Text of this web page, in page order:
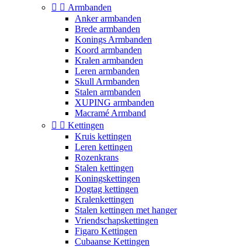
  Armbanden
Anker armbanden
Brede armbanden
Konings Armbanden
Koord armbanden
Kralen armbanden
Leren armbanden
Skull Armbanden
Stalen armbanden
XUPING armbanden
Macramé Armband
  Kettingen
Kruis kettingen
Leren kettingen
Rozenkrans
Stalen kettingen
Koningskettingen
Dogtag kettingen
Kralenkettingen
Stalen kettingen met hanger
Vriendschapskettingen
Figaro Kettingen
Cubaanse Kettingen